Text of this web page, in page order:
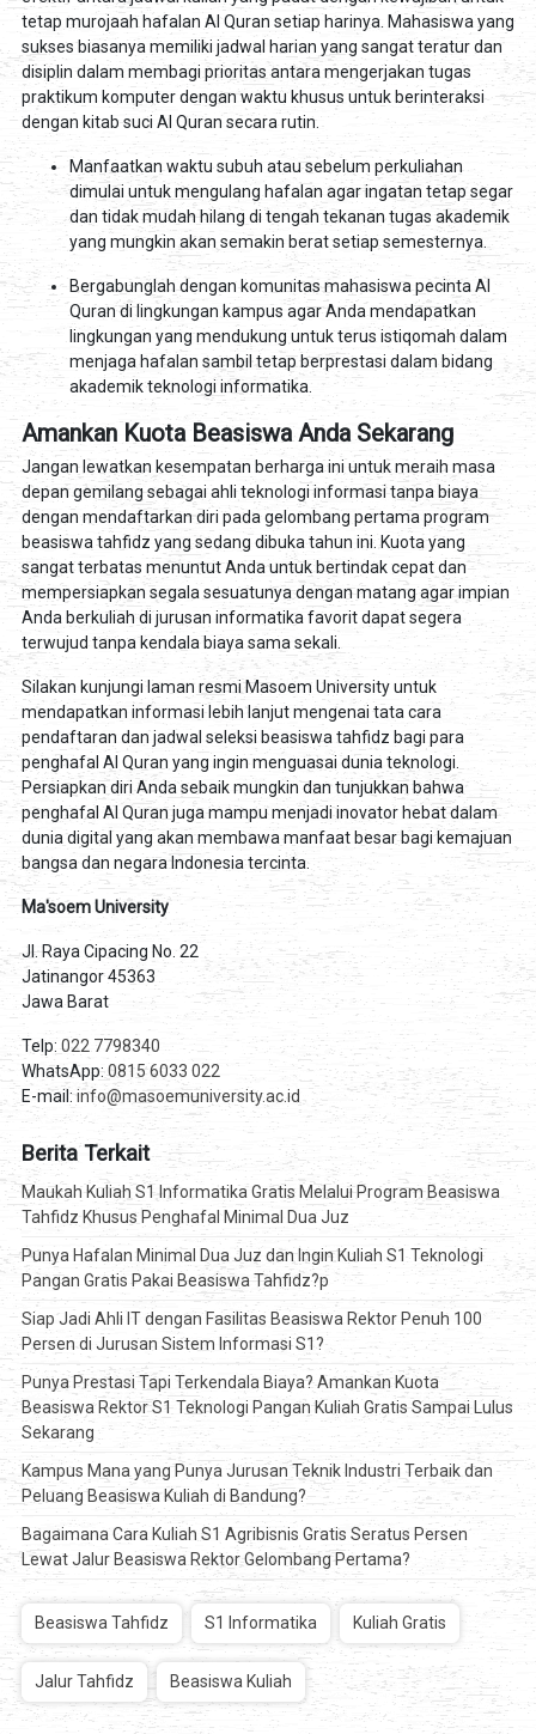
tetap murojaah hafalan Al Quran setiap harinya. Mahasiswa yang
sukses biasanya memiliki jadwal harian yang sangat teratur dan
disiplin dalam membagi prioritas antara mengerjakan tugas
praktikum komputer dengan waktu khusus untuk berinteraksi
dengan kitab suci Al Quran secara rutin.
Manfaatkan waktu subuh atau sebelum perkuliahan
dimulai untuk mengulang hafalan agar ingatan tetap segar
dan tidak mudah hilang di tengah tekanan tugas akademik
yang mungkin akan semakin berat setiap semesternya.
Bergabunglah dengan komunitas mahasiswa pecinta Al
Quran di lingkungan kampus agar Anda mendapatkan
lingkungan yang mendukung untuk terus istiqomah dalam
menjaga hafalan sambil tetap berprestasi dalam bidang
akademik teknologi informatika.
Amankan Kuota Beasiswa Anda Sekarang
Jangan lewatkan kesempatan berharga ini untuk meraih masa
depan gemilang sebagai ahli teknologi informasi tanpa biaya
dengan mendaftarkan diri pada gelombang pertama program
beasiswa tahfidz yang sedang dibuka tahun ini. Kuota yang
sangat terbatas menuntut Anda untuk bertindak cepat dan
mempersiapkan segala sesuatunya dengan matang agar impian
Anda berkuliah di jurusan informatika favorit dapat segera
terwujud tanpa kendala biaya sama sekali.
Silakan kunjungi laman resmi Masoem University untuk
mendapatkan informasi lebih lanjut mengenai tata cara
pendaftaran dan jadwal seleksi beasiswa tahfidz bagi para
penghafal Al Quran yang ingin menguasai dunia teknologi.
Persiapkan diri Anda sebaik mungkin dan tunjukkan bahwa
penghafal Al Quran juga mampu menjadi inovator hebat dalam
dunia digital yang akan membawa manfaat besar bagi kemajuan
bangsa dan negara Indonesia tercinta.
Ma'soem University
Jl. Raya Cipacing No. 22
Jatinangor 45363
Jawa Barat
Telp: 022 7798340
WhatsApp: 0815 6033 022
E-mail: info@masoemuniversity.ac.id
Berita Terkait
Maukah Kuliah S1 Informatika Gratis Melalui Program Beasiswa
Tahfidz Khusus Penghafal Minimal Dua Juz
Punya Hafalan Minimal Dua Juz dan Ingin Kuliah S1 Teknologi
Pangan Gratis Pakai Beasiswa Tahfidz?p
Siap Jadi Ahli IT dengan Fasilitas Beasiswa Rektor Penuh 100
Persen di Jurusan Sistem Informasi S1?
Punya Prestasi Tapi Terkendala Biaya? Amankan Kuota
Beasiswa Rektor S1 Teknologi Pangan Kuliah Gratis Sampai Lulus
Sekarang
Kampus Mana yang Punya Jurusan Teknik Industri Terbaik dan
Peluang Beasiswa Kuliah di Bandung?
Bagaimana Cara Kuliah S1 Agribisnis Gratis Seratus Persen
Lewat Jalur Beasiswa Rektor Gelombang Pertama?
Beasiswa Tahfidz S1 Informatika Kuliah Gratis
Jalur Tahfidz Beasiswa Kuliah